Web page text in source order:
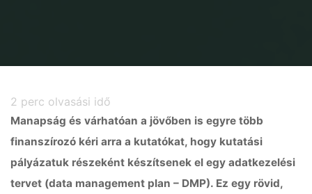
2 perc olvasási idő
Manapság és várhatóan a jövőben is egyre több
finanszírozó kéri arra a kutatókat, hogy kutatási
pályázatuk részeként készítsenek el egy adatkezelési
tervet (data management plan – DMP). Ez egy rövid,